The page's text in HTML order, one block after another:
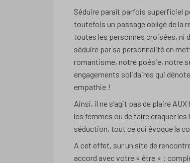
Séduire paraît parfois superficiel
toutefois un passage obligé de la
toutes les personnes croisées, ni
séduire par sa personnalité en
romantisme, notre poésie, notre
engagements solidaires qui
empathie !
Ainsi, il ne s’agit pas de plaire
les femmes ou de faire craquer
séduction, tout ce qui évoque la
A cet effet, sur un site de
accord avec votre « être » :